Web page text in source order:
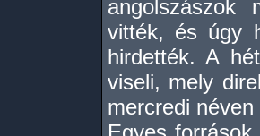
angolszászok
vitték, és úgy
hirdették. A
viseli, mely
mercredi néven